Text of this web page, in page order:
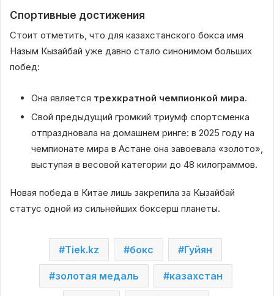
Спортивные достижения
Стоит отметить, что для казахстанского бокса имя
Назым Кызайбай уже давно стало синонимом больших
побед:
Она является трехкратной чемпионкой мира.
Свой предыдущий громкий триумф спортсменка
отпраздновала на домашнем ринге: в 2025 году на
чемпионате мира в Астане она завоевала «золото»,
выступая в весовой категории до 48 килограммов.
Новая победа в Китае лишь закрепила за Кызайбай
статус одной из сильнейших боксерш планеты.
Tiek.kz бокс Гуйян
золотая медаль казахстан